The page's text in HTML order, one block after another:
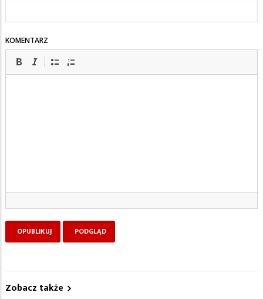
KOMENTARZ
Zobacz także